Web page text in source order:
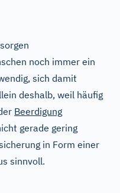
noch immer ein
sich damit
deshalb, weil häufig
Beerdigung
gerade gering
in Form einer
sinnvoll.